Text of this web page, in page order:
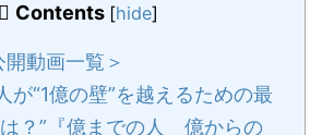
Contents [hide]
動画一覧＞
が“1億の壁”を越えるための最
？”『億までの人 億からの